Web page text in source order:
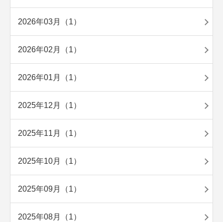
2026年03月（1）
2026年02月（1）
2026年01月（1）
2025年12月（1）
2025年11月（1）
2025年10月（1）
2025年09月（1）
2025年08月（1）